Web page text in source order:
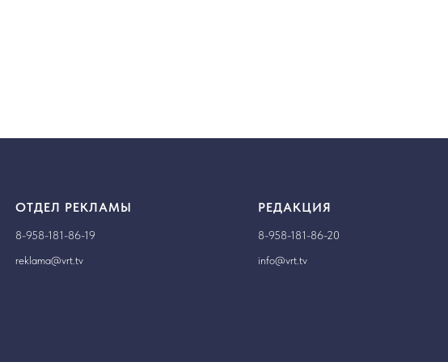
ОТДЕЛ РЕКЛАМЫ
8-958-181-86-19
reklama@vrt.tv
РЕДАКЦИЯ
8-958-181-86-20
info@vrt.tv